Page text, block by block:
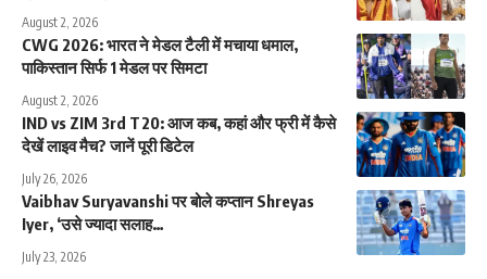
August 2, 2026
CWG 2026: भारत ने मेडल टैली में मचाया धमाल,
पाकिस्तान सिर्फ 1 मेडल पर सिमटा
August 2, 2026
IND vs ZIM 3rd T20: आज कब, कहां और फ्री में कैसे
देखें लाइव मैच? जानें पूरी डिटेल
July 26, 2026
Vaibhav Suryavanshi पर बोले कप्तान Shreyas
Iyer, ‘उसे ज्यादा सलाह…
July 23, 2026